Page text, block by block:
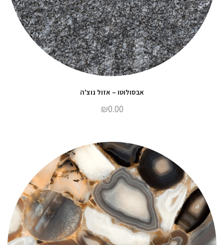
אבסולוטו – אזול נוצ'ה
₪0.00